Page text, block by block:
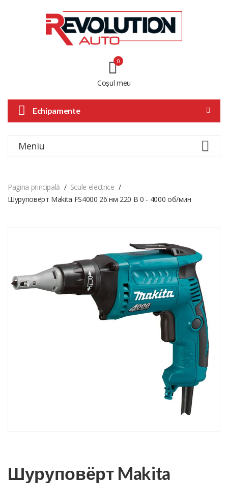
Coșul meu
0
Echipamente
Meniu
Pagina principală
Scule electrice
Шуруповёрт Makita FS4000 26 нм 220 В 0 - 4000 об/мин
Шуруповёрт Makita